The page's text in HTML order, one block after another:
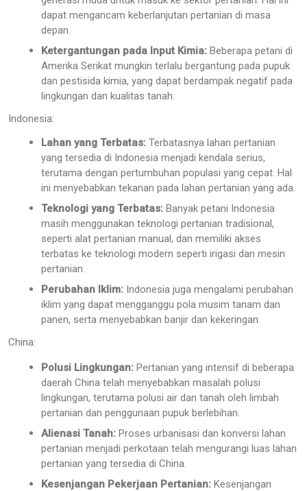
dapat mengancam keberlanjutan pertanian di masa
depan.
Ketergantungan pada Input Kimia: Beberapa petani di
Amerika Serikat mungkin terlalu bergantung pada pupuk
dan pestisida kimia, yang dapat berdampak negatif pada
lingkungan dan kualitas tanah.
Indonesia:
Lahan yang Terbatas: Terbatasnya lahan pertanian
yang tersedia di Indonesia menjadi kendala serius,
terutama dengan pertumbuhan populasi yang cepat. Hal
ini menyebabkan tekanan pada lahan pertanian yang ada.
Teknologi yang Terbatas: Banyak petani Indonesia
masih menggunakan teknologi pertanian tradisional,
seperti alat pertanian manual, dan memiliki akses
terbatas ke teknologi modern seperti irigasi dan mesin
pertanian.
Perubahan Iklim: Indonesia juga mengalami perubahan
iklim yang dapat mengganggu pola musim tanam dan
panen, serta menyebabkan banjir dan kekeringan.
China:
Polusi Lingkungan: Pertanian yang intensif di beberapa
daerah China telah menyebabkan masalah polusi
lingkungan, terutama polusi air dan tanah oleh limbah
pertanian dan penggunaan pupuk berlebihan.
Alienasi Tanah: Proses urbanisasi dan konversi lahan
pertanian menjadi perkotaan telah mengurangi luas lahan
pertanian yang tersedia di China.
Kesenjangan Pekerjaan Pertanian: Kesenjangan